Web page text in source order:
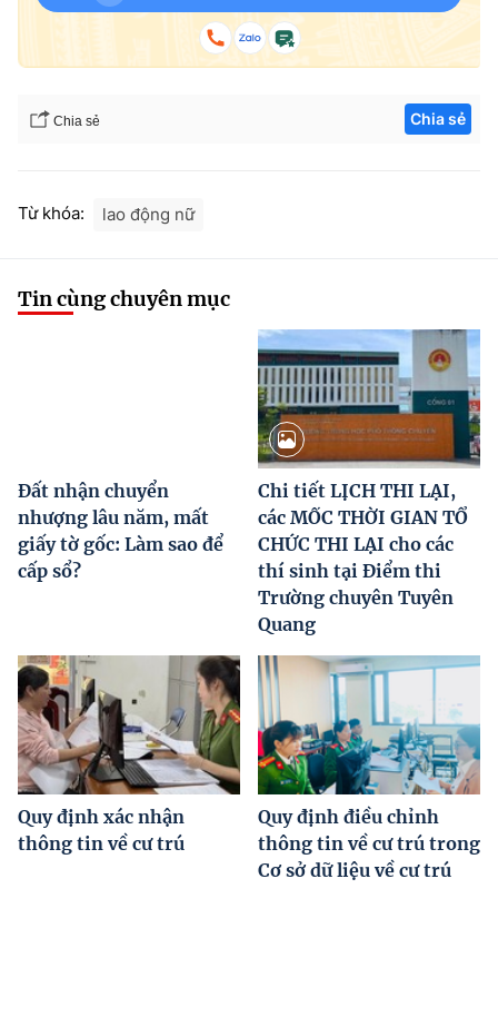
Chia sẻ Chia sẻ
Từ khóa: lao động nữ
Tin cùng chuyên mục
Đất nhận chuyển
nhượng lâu năm, mất
giấy tờ gốc: Làm sao để
cấp sổ?
Chi tiết LỊCH THI LẠI,
các MỐC THỜI GIAN TỔ
CHỨC THI LẠI cho các
thí sinh tại Điểm thi
Trường chuyên Tuyên
Quang
Quy định xác nhận
thông tin về cư trú
Quy định điều chỉnh
thông tin về cư trú trong
Cơ sở dữ liệu về cư trú